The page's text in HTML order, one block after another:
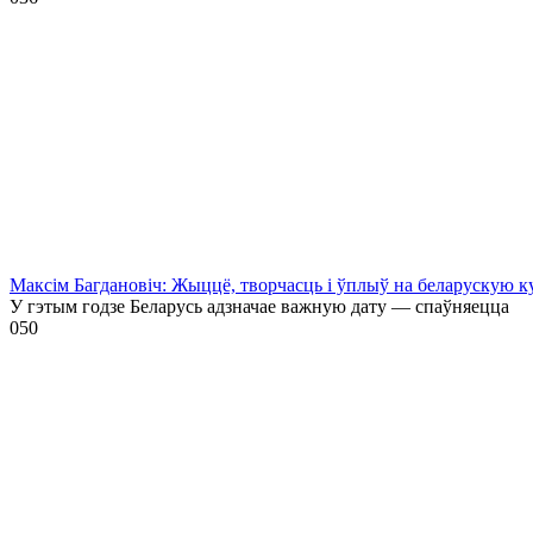
Максім Багдановіч: Жыццё, творчасць і ўплыў на беларускую
У гэтым годзе Беларусь адзначае важную дату — спаўняецца
050